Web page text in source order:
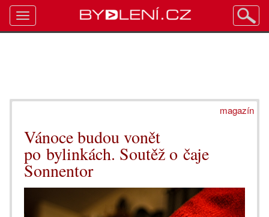
magazín
Vánoce budou vonět
po bylinkách. Soutěž o čaje
Sonnentor
Toggle
navigation